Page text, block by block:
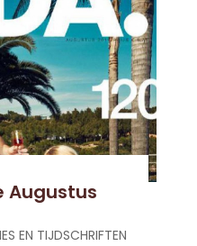
Augustus
EN TIJDSCHRIFTEN